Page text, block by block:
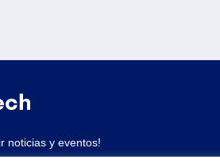
noticias y eventos!